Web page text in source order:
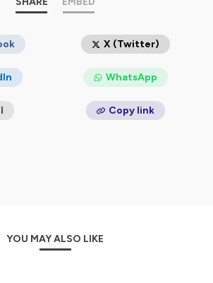
X (Twitter)
WhatsApp
Copy link
YOU MAY ALSO LIKE